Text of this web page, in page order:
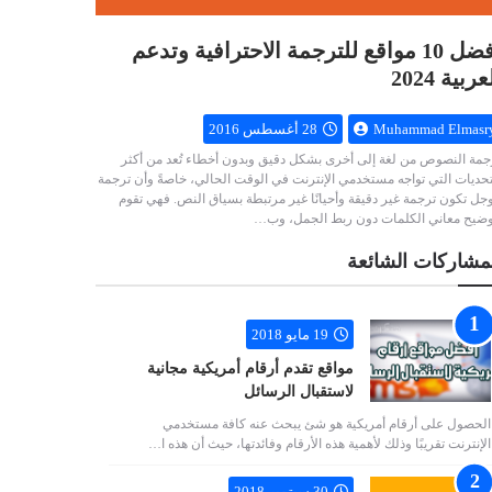
أفضل 10 مواقع للترجمة الاحترافية وتدعم
2024
Muhammad 28 أغسطس 2016
النصوص من لغة إلى أخرى بشكل دقيق وبدون أخطاء تُعد من أكثر
التي تواجه مستخدمي الإنترنت في الوقت الحالي، خاصةً وأن ترجمة
تكون ترجمة غير دقيقة وأحيانًا غير مرتبطة بسياق النص. فهي تقوم
معاني الكلمات دون ربط الجمل، وب…
الشائعة
19 مايو 2018
مواقع تقدم أرقام أمريكية مجانية
لاستقبال الرسائل
الحصول على أرقام أمريكية هو شئ يبحث عنه كافة مستخدمي
الإنترنت تقريبًا وذلك لأهمية هذه الأرقام وفائدتها، حيث أن هذه ا…